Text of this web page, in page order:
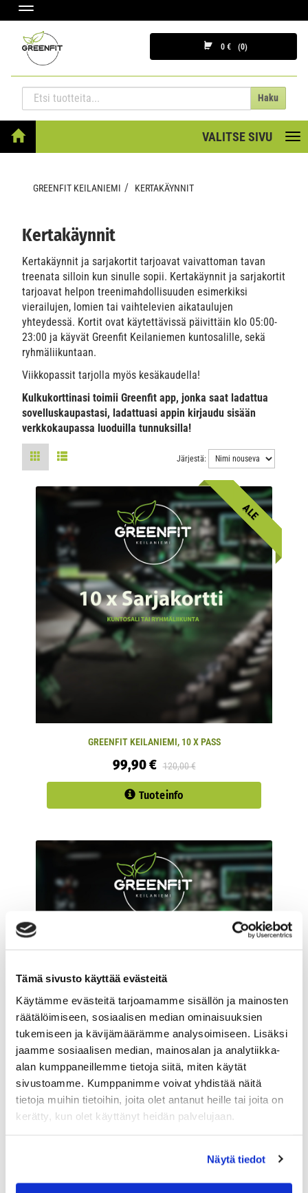
Tämä sivusto käyttää evästeitä
Käytämme evästeitä tarjoamamme sisällön ja mainosten
räätälöimiseen, sosiaalisen median ominaisuuksien
tukemiseen ja kävijämäärämme analysoimiseen. Lisäksi
jaamme sosiaalisen median, mainosalan ja analytiikka-
alan kumppaneillemme tietoja siitä, miten käytät
sivustoamme. Kumppanimme voivat yhdistää näitä
tietoja muihin tietoihin, joita olet antanut heille tai joita on
kerätty, kun olet käyttänyt heidän palvelujaan.
Näytä tiedot
Navigaatio
0 € 0
Haku
VALITSE SIVU
GREENFIT KEILANIEMI KERTAKÄYNNIT
Kertakäynnit
Kertakäynnit ja sarjakortit tarjoavat vaivattoman tavan
treenata silloin kun sinulle sopii. Kertakäynnit ja sarjakortit
tarjoavat helpon treenimahdollisuuden esimerkiksi
vierailujen, lomien tai vaihtelevien aikataulujen
yhteydessä. Kortit ovat käytettävissä päivittäin klo 05:00-
23:00 ja käyvät Greenfit Keilaniemen kuntosalille, sekä
ryhmäliikuntaan.
Viikkopassit tarjolla myös kesäkaudella!
Kulkukorttinasi toimii Greenfit app, jonka saat ladattua
sovelluskaupastasi, ladattuasi appin kirjaudu sisään
verkkokaupassa luoduilla tunnuksilla!
Järjestä:
ALE
GREENFIT KEILANIEMI, 10 X PASS
99,90 € 120,00 €
Tuoteinfo
GREENFIT KEILANIEMI, 1X PASS
15,00 €